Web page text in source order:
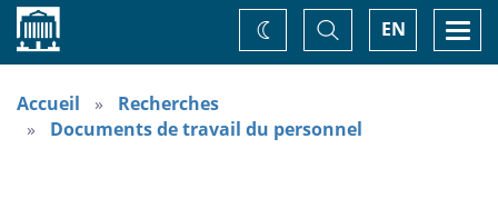
Accueil EN
Basculer
la
recherche
Changez
de
Accueil
Recherches
Documents de travail du personnel